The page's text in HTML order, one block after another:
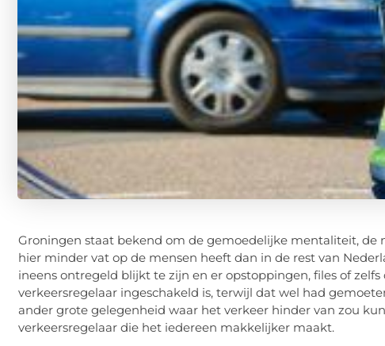
Groningen staat bekend om de gemoedelijke mentaliteit, de
hier minder vat op de mensen heeft dan in de rest van
ineens ontregeld blijkt te zijn en er opstoppingen, files of
verkeersregelaar ingeschakeld is, terwijl dat wel had
ander grote gelegenheid waar het verkeer hinder van zou
verkeersregelaar die het iedereen makkelijker maakt.